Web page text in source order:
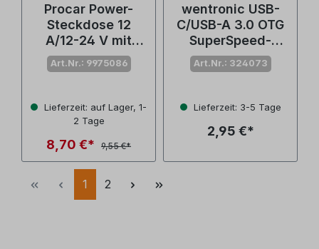
Procar Power-
Steckdose 12
A/12-24 V mit
Schraubgewinde
Art.Nr.: 9975086
Lieferzeit: auf Lager, 1-
2 Tage
8,70 €* 9,55 €*
wentronic USB-
C/USB-A 3.0 OTG
SuperSpeed-
Adapter
Art.Nr.: 324073
Lieferzeit: 3-5 Tage
2,95 €*
1 2